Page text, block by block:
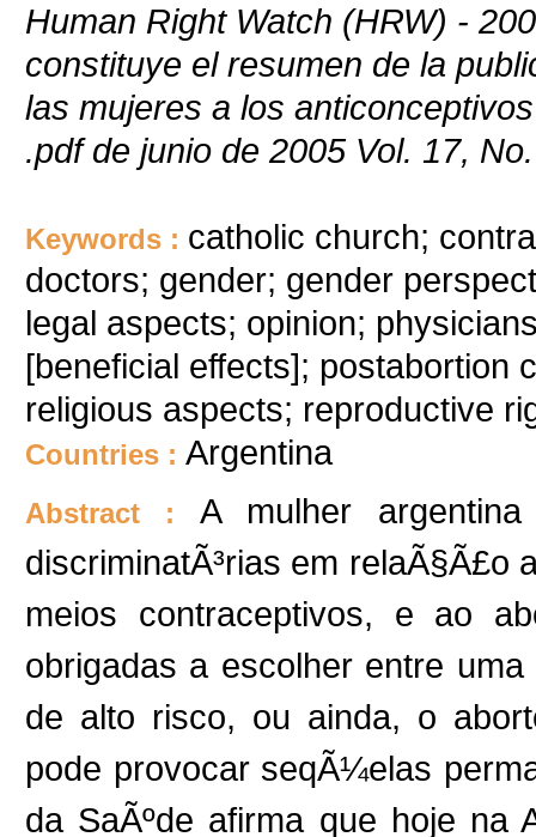
Human Right Watch (HRW) -
constituye el resumen de la
las mujeres a los
.pdf de junio de 2005 Vol. 17,
Keywords : catholic church;
doctors; gender; gender
legal aspects; opinion;
[beneficial effects]; postabortion
religious aspects; reproductive
Countries : Argentina
Abstract : A mulher
discriminatÃ³rias em
meios contraceptivos, e ao
obrigadas a escolher entre
de alto risco, ou ainda, o
pode provocar seqÃ¼elas
da SaÃºde afirma que hoje na